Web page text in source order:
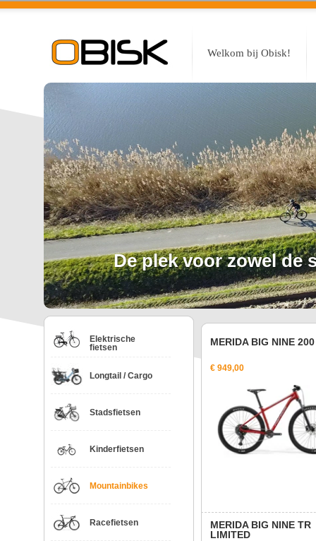
Welkom bij Obisk!
De plek voor zowel de
Elektrische
fietsen
Longtail / Cargo
Stadsfietsen
Kinderfietsen
Mountainbikes
Racefietsen
MERIDA BIG NINE 200
€ 949,00
MERIDA BIG NINE TR
LIMITED